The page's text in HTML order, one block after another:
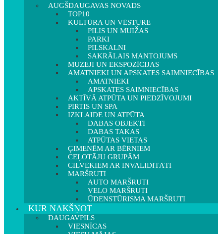
AUGŠDAUGAVAS NOVADS
TOP10
KULTŪRA UN VĒSTURE
PILIS UN MUIŽAS
PARKI
PILSKALNI
SAKRĀLAIS MANTOJUMS
MUZEJI UN EKSPOZĪCIJAS
AMATNIEKI UN APSKATES SAIMNIECĪBAS
AMATNIEKI
APSKATES SAIMNIECĪBAS
AKTĪVĀ ATPŪTA UN PIEDZĪVOJUMI
PIRTIS UN SPA
IZKLAIDE UN ATPŪTA
DABAS OBJEKTI
DABAS TAKAS
ATPŪTAS VIETAS
ĢIMENĒM AR BĒRNIEM
CEĻOTĀJU GRUPĀM
CILVĒKIEM AR INVALIDITĀTI
MARŠRUTI
AUTO MARŠRUTI
VELO MARŠRUTI
ŪDENSTŪRISMA MARŠRUTI
KUR NAKŠŅOT
DAUGAVPILS
VIESNĪCAS